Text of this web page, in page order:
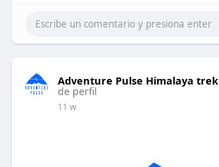
Adventure Pulse Himalaya trek
de perfil
11 w